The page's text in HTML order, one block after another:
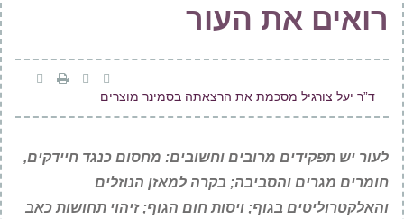
רואים את העור
ד”ר יעל צורגיל מסכמת את הרצאתה בסמינר מוצרים
לעור יש תפקידים מרובים וחשובים: מחסום כנגד חיידקים,
חומרים מגרים והסביבה; בקרה למאזן הנוזלים
והאלקטרוליטים בגוף; ויסות חום הגוף; זיהוי תחושות כאב